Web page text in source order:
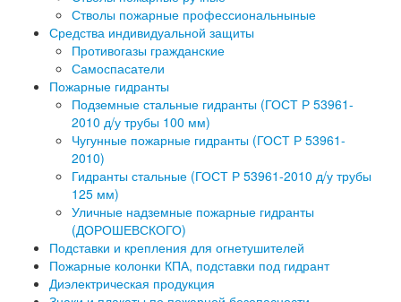
Стволы пожарные профессиональныные
Средства индивидуальной защиты
Противогазы гражданские
Самоспасатели
Пожарные гидранты
Подземные стальные гидранты (ГОСТ Р 53961-
2010 д/у трубы 100 мм)
Чугунные пожарные гидранты (ГОСТ Р 53961-
2010)
Гидранты стальные (ГОСТ Р 53961-2010 д/у трубы
125 мм)
Уличные надземные пожарные гидранты
(ДОРОШЕВСКОГО)
Подставки и крепления для огнетушителей
Пожарные колонки КПА, подставки под гидрант
Диэлектрическая продукция